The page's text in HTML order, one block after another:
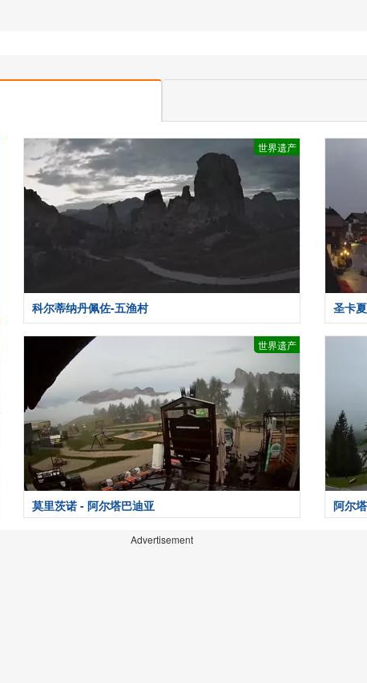
世界遗产
科尔蒂纳丹佩佐-五渔村 圣卡
世界遗产
莫里茨诺 - 阿尔塔巴迪亚 阿尔
Advertisement